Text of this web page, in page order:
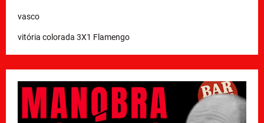
vasco
vitória colorada 3X1 Flamengo